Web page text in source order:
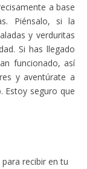
a base
Piénsalo, si la
y verduritas
Si has llegado
funcionado, así
y aventúrate a
Estoy seguro que
recibir en tu